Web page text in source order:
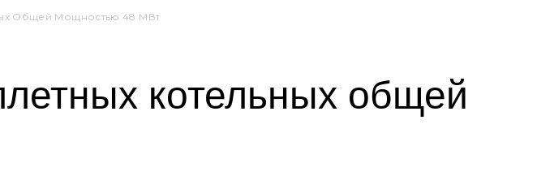
Общей Мощностью 48 МВт
котельных общей